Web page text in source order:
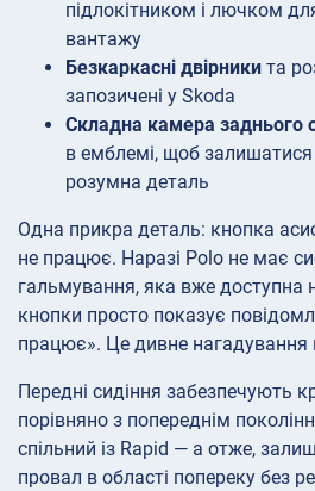
підлокітником і лючком
вантажу
Безкаркасні двірники та
запозичені у Skoda
Складна камера заднього
в емблемі, щоб
розумна деталь
Одна прикра деталь: кнопка
не працює. Наразі Polo не має
гальмування, яка вже доступна
кнопки просто показує
працює». Це дивне нагадування
Передні сидіння забезпечують
порівняно з попереднім
спільний із Rapid — а отже,
провал в області попереку без